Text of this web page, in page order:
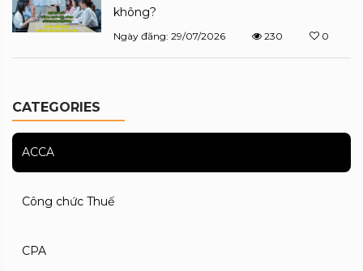
không?
Ngày đăng: 29/07/2026 230 0
CATEGORIES
ACCA
Công chức Thuế
CPA